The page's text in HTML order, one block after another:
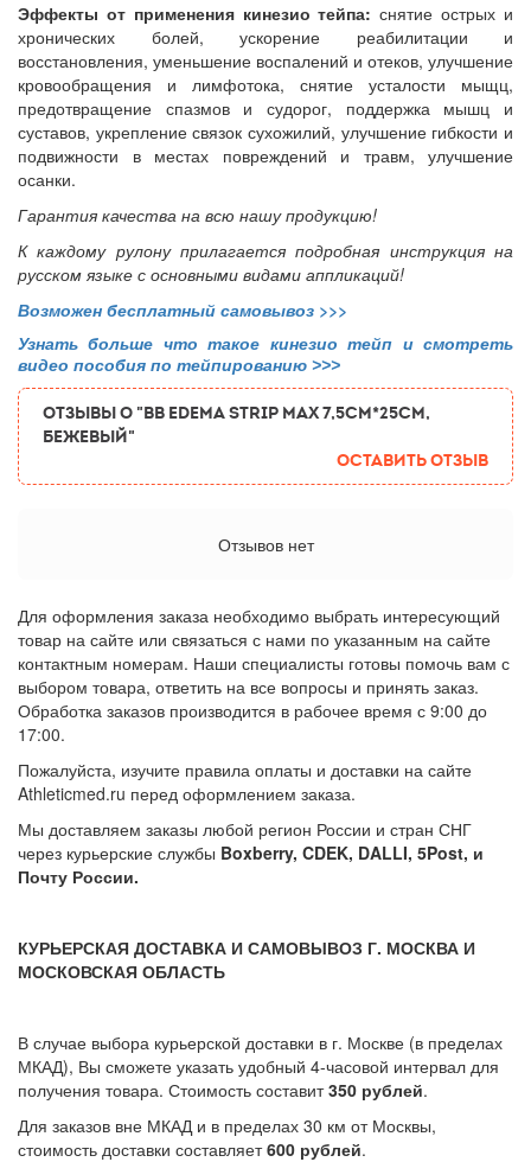
Эффекты от применения кинезио тейпа: снятие острых и
хронических болей, ускорение реабилитации и
восстановления, уменьшение воспалений и отеков, улучшение
кровообращения и лимфотока, снятие усталости мыщц,
предотвращение спазмов и судорог, поддержка мышц и
суставов, укрепление связок сухожилий, улучшение гибкости и
подвижности в местах повреждений и травм, улучшение
осанки.
Гарантия качества на всю нашу продукцию!
К каждому рулону прилагается подробная инструкция на
русском языке с основными видами аппликаций!
Возможен бесплатный самовывоз >>>
Узнать больше что такое кинезио тейп и смотреть
видео пособия по тейпированию >>>
ОТЗЫВЫ О "BB EDEMA STRIP MAX 7,5cм*25см,
бежевый"
Оставить отзыв
Отзывов нет
Для оформления заказа необходимо выбрать интересующий
товар на сайте или связаться с нами по указанным на сайте
контактным номерам. Наши специалисты готовы помочь вам с
выбором товара, ответить на все вопросы и принять заказ.
Обработка заказов производится в рабочее время с 9:00 до
17:00.
Пожалуйста, изучите правила оплаты и доставки на сайте
Athleticmed.ru перед оформлением заказа.
Мы доставляем заказы любой регион России и стран СНГ
через курьерские службы Boxberry, CDEK, DALLI, 5Post, и
Почту России.
КУРЬЕРСКАЯ ДОСТАВКА И САМОВЫВОЗ Г. МОСКВА И
МОСКОВСКАЯ ОБЛАСТЬ
В случае выбора курьерской доставки в г. Москве (в пределах
МКАД), Вы сможете указать удобный 4-часовой интервал для
получения товара. Стоимость составит350 рублей.
Для заказов вне МКАД и в пределах 30 км от Москвы,
стоимость доставки составляет600 рублей.